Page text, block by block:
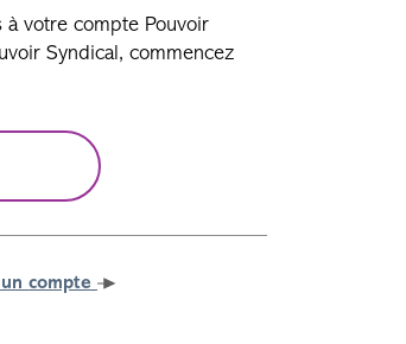
à votre compte Pouvoir
Syndical, commencez
compte